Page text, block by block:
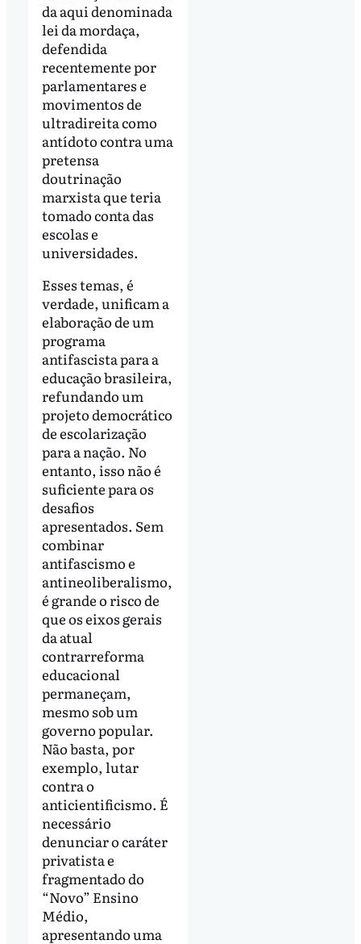
da aqui denominada
lei da mordaça,
defendida
recentemente por
parlamentares e
movimentos de
ultradireita como
antídoto contra uma
pretensa
doutrinação
marxista que teria
tomado conta das
escolas e
universidades.
Esses temas, é
verdade, unificam a
elaboração de um
programa
antifascista para a
educação brasileira,
refundando um
projeto democrático
de escolarização
para a nação. No
entanto, isso não é
suficiente para os
desafios
apresentados. Sem
combinar
antifascismo e
antineoliberalismo,
é grande o risco de
que os eixos gerais
da atual
contrarreforma
educacional
permaneçam,
mesmo sob um
governo popular.
Não basta, por
exemplo, lutar
contra o
anticientificismo. É
necessário
denunciar o caráter
privatista e
fragmentado do
“Novo” Ensino
Médio,
apresentando uma